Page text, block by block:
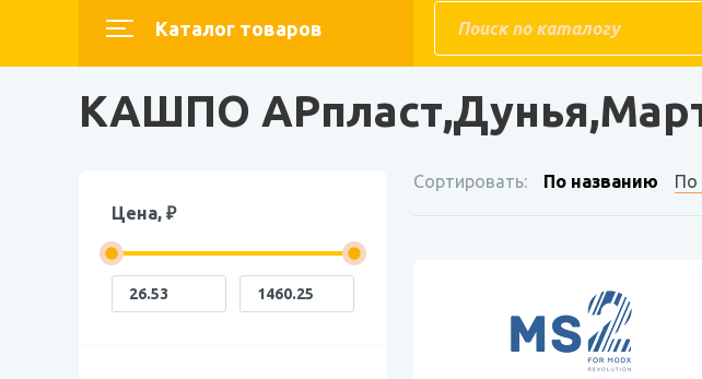
Каталог товаров
Главная ДАЧА И ДОМ ВСЕ ДЛЯ ЦВЕТОВ КАШПО
КАШПО
Цена, ₽
Сортировать: По названию По